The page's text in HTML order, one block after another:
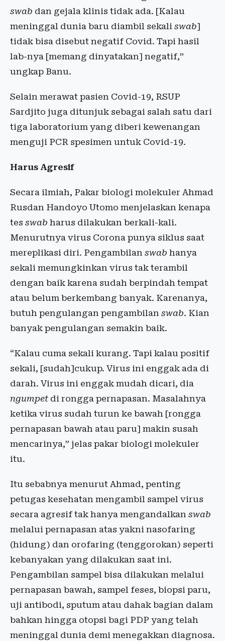
swab dan gejala klinis tidak ada. [Kalau
meninggal dunia baru diambil sekali swab]
tidak bisa disebut negatif Covid. Tapi hasil
lab-nya [memang dinyatakan] negatif,”
ungkap Banu.
Selain merawat pasien Covid-19, RSUP
Sardjito juga ditunjuk sebagai salah satu dari
tiga laboratorium yang diberi kewenangan
menguji PCR spesimen untuk Covid-19.
Harus Agresif
Secara ilmiah, Pakar biologi molekuler Ahmad
Rusdan Handoyo Utomo menjelaskan kenapa
tes swab harus dilakukan berkali-kali.
Menurutnya virus Corona punya siklus saat
mereplikasi diri. Pengambilan swab hanya
sekali memungkinkan virus tak terambil
dengan baik karena sudah berpindah tempat
atau belum berkembang banyak. Karenanya,
butuh pengulangan pengambilan swab. Kian
banyak pengulangan semakin baik.
“Kalau cuma sekali kurang. Tapi kalau positif
sekali, [sudah]cukup. Virus ini enggak ada di
darah. Virus ini enggak mudah dicari, dia
ngumpet di rongga pernapasan. Masalahnya
ketika virus sudah turun ke bawah [rongga
pernapasan bawah atau paru] makin susah
mencarinya,” jelas pakar biologi molekuler
itu.
Itu sebabnya menurut Ahmad, penting
petugas kesehatan mengambil sampel virus
secara agresif tak hanya mengandalkan swab
melalui pernapasan atas yakni nasofaring
(hidung) dan orofaring (tenggorokan) seperti
kebanyakan yang dilakukan saat ini.
Pengambilan sampel bisa dilakukan melalui
pernapasan bawah, sampel feses, biopsi paru,
uji antibodi, sputum atau dahak bagian dalam
bahkan hingga otopsi bagi PDP yang telah
meninggal dunia demi menegakkan diagnosa.